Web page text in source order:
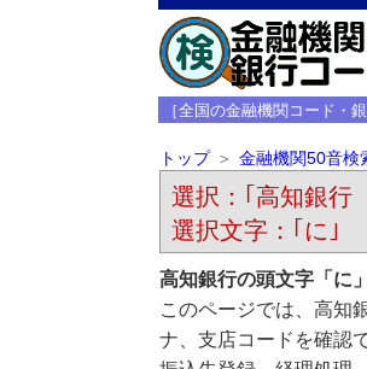
［全国の金融機関コード・
トップ 金融機関50音検
選択：｢高知銀行
選択文字：｢に｣
高知銀行の頭文字「に
このページでは、高知
ナ、支店コードを確認